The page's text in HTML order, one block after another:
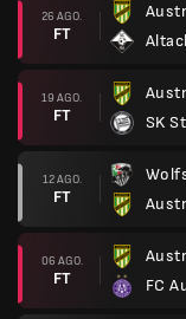
26 AGO.
FT
19 AGO.
FT
SK
12 AGO.
FT
06 AGO.
FT
FC